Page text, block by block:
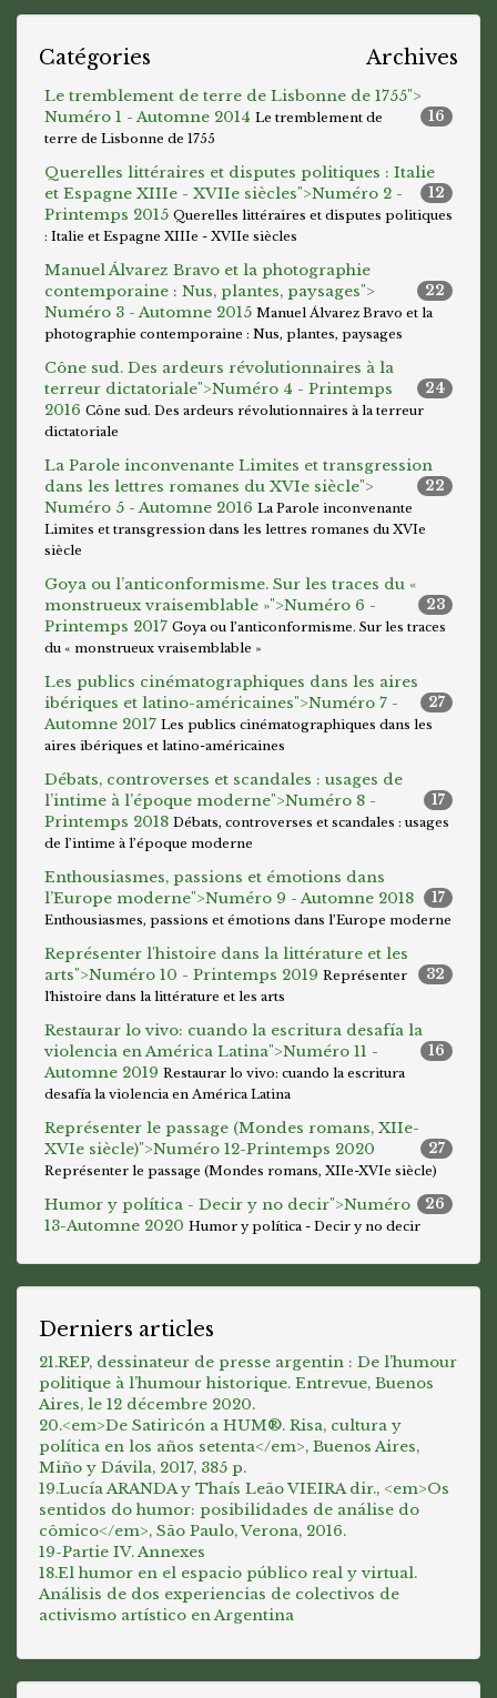
Catégories Archives
Le tremblement de terre de Lisbonne de 1755">
16
Numéro 1 - Automne 2014 Le tremblement de
terre de Lisbonne de 1755
Querelles littéraires et disputes politiques : Italie
et Espagne XIIIe - XVIIe siècles">
12
Numéro 2 -
Printemps 2015 Querelles littéraires et disputes politiques
: Italie et Espagne XIIIe - XVIIe siècles
Manuel Álvarez Bravo et la photographie
contemporaine : Nus, plantes, paysages">
22
Numéro 3 - Automne 2015 Manuel Álvarez Bravo et la
photographie contemporaine : Nus, plantes, paysages
Cône sud. Des ardeurs révolutionnaires à la
terreur dictatoriale">
24
Numéro 4 - Printemps
2016 Cône sud. Des ardeurs révolutionnaires à la terreur
dictatoriale
La Parole inconvenante Limites et transgression
dans les lettres romanes du XVIe siècle">
22
Numéro 5 - Automne 2016 La Parole inconvenante
Limites et transgression dans les lettres romanes du XVIe
siècle
Goya ou l’anticonformisme. Sur les traces du «
monstrueux vraisemblable »">
23
Numéro 6 -
Printemps 2017 Goya ou l’anticonformisme. Sur les traces
du « monstrueux vraisemblable »
Les publics cinématographiques dans les aires
ibériques et latino-américaines">
27
Numéro 7 -
Automne 2017 Les publics cinématographiques dans les
aires ibériques et latino-américaines
Débats, controverses et scandales : usages de
l’intime à l’époque moderne">
17
Numéro 8 -
Printemps 2018 Débats, controverses et scandales : usages
de l’intime à l’époque moderne
Enthousiasmes, passions et émotions dans
l’Europe moderne">
17
Numéro 9 - Automne 2018
Enthousiasmes, passions et émotions dans l’Europe moderne
Représenter l'histoire dans la littérature et les
arts">
32
Numéro 10 - Printemps 2019 Représenter
l'histoire dans la littérature et les arts
Restaurar lo vivo: cuando la escritura desafía la
violencia en América Latina">
16
Numéro 11 -
Automne 2019 Restaurar lo vivo: cuando la escritura
desafía la violencia en América Latina
Représenter le passage (Mondes romans, XIIe-
XVIe siècle)">
27
Numéro 12-Printemps 2020
Représenter le passage (Mondes romans, XIIe-XVIe siècle)
Humor y política - Decir y no decir"> 26
Numéro
13-Automne 2020 Humor y política - Decir y no decir
Derniers articles
21.REP, dessinateur de presse argentin : De l’humour
politique à l’humour historique. Entrevue, Buenos
Aires, le 12 décembre 2020.
20.<em>De Satiricón a HUM®. Risa, cultura y
política en los años setenta</em>, Buenos Aires,
Miño y Dávila, 2017, 385 p.
19.Lucía ARANDA y Thaís Leão VIEIRA dir., <em>Os
sentidos do humor: posibilidades de análise do
cômico</em>, São Paulo, Verona, 2016.
19-Partie IV. Annexes
18.El humor en el espacio público real y virtual.
Análisis de dos experiencias de colectivos de
activismo artístico en Argentina